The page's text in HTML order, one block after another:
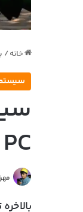
خانه /
سیستم
PC